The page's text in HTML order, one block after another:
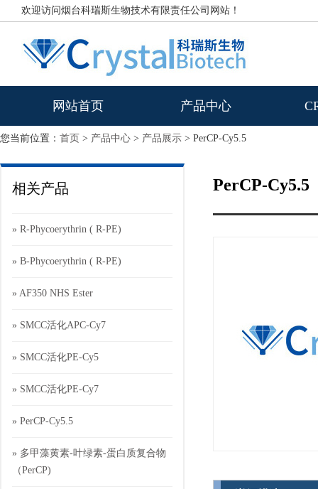
欢迎访问烟台科瑞斯生物技术有限责任公司网站！
网站首页 产品中心
您当前位置： 首页 > 产品中心 > 产品展示 > PerCP-Cy5.5
相关产品
» R-Phycoerythrin ( R-PE)
» B-Phycoerythrin ( R-PE)
» AF350 NHS Ester
» SMCC活化APC-Cy7
» SMCC活化PE-Cy5
» SMCC活化PE-Cy7
» PerCP-Cy5.5
» 多甲藻黄素-叶绿素-蛋白质复合物
（PerCP)
PerCP-Cy5.5